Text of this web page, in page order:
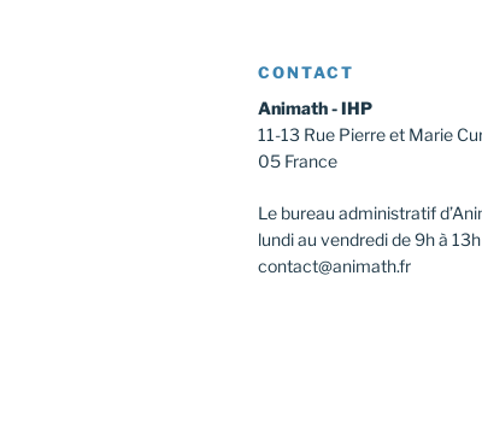
CONTACT
Animath - IHP
11-13 Rue Pierre et Marie
05 France
Le bureau administratif
lundi au vendredi de 9h à
contact@animath.fr